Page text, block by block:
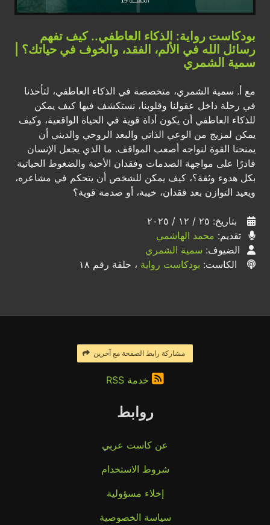
بودكاست رواية: الذكاء العاطفي.. كيف تفهم
رسائل الله في الألم، الفقد، والخوف في حياتك؟ |
سمية الشمري
مع أ. سمية الشمري، متخصصة في الذكاء العاطفي، لتأخذنا
في رحلة داخل عقولنا وقلوبنا، نستكشف فيها كيف يمكن
للذكاء العاطفي أن يكون أداة قوية في الحياة الواقعية، وكيف
يمكن لمزيج من الوعي الذاتي والبعد الروحي والديني أن
يمنحنا القوة لنواجه أصعب المواقف. ما الذي يجعل الإنسان
قادرًا على مواجهة الصدمات وفقدان الأحبة والضغوط الحياتية
بكل هدوء وثقة؟، كيف يمكن للشخص أن يتحكم في مشاعره،
ويعيد التوازن بعد فقدان، خيبة، أو صدمة قوية؟
بتاريخ: ٢٥ / ١٢ / ٢٠٢٥
تقديم: محمد الهاشمي
الضيوف: سمية الشمري
الكاست: بودكاست رواية ، حلقة رقم ١٨
مشاركة رابط الصفحة مع آخرين
خدمة RSS
روابط
عن كاست عربي
شروط الاستخدام
إخلاء مسؤولية
سياسة الخصوصية